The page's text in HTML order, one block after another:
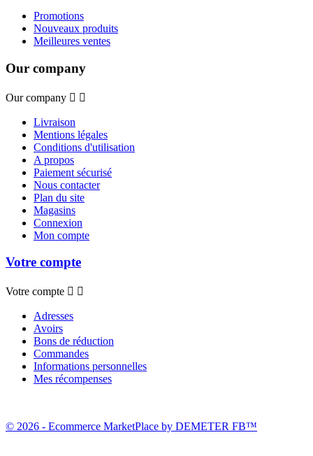
Promotions
Nouveaux produits
Meilleures ventes
Our company
Our company  
Livraison
Mentions légales
Conditions d'utilisation
A propos
Paiement sécurisé
Nous contacter
Plan du site
Magasins
Connexion
Mon compte
Votre compte
Votre compte  
Adresses
Avoirs
Bons de réduction
Commandes
Informations personnelles
Mes récompenses
© 2026 - Ecommerce MarketPlace by DEMETER FB™